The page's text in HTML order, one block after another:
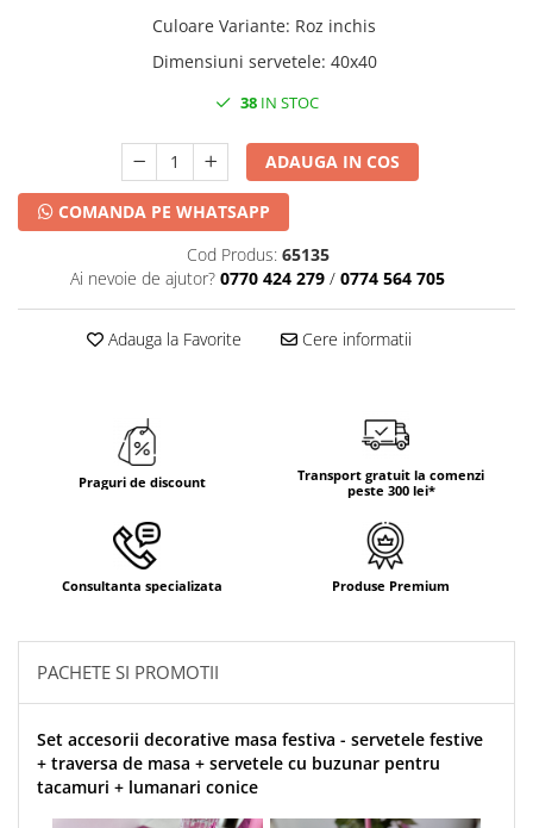
TEMATICA CULINARA
DECOR MOS NICOLAE
DECOR OKTOBER FEST
DECOR BABY SHOWER
Culoare Variante: Roz inchis
Dimensiuni servetele: 40x40
38IN STOC
ADAUGA IN COS
COMANDA PE WHATSAPP
Cod Produs: 65135
Ai nevoie de ajutor? 0770 424 279 / 0774 564 705
Adauga la Favorite Cere informatii
Praguri de discount
Transport gratuit la comenzi
peste 300 lei*
Consultanta specializata Produse Premium
PACHETE SI PROMOTII
Set accesorii decorative masa festiva - servetele festive
+ traversa de masa + servetele cu buzunar pentru
tacamuri + lumanari conice